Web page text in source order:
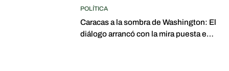
POLÍTICA
Caracas a la sombra de Washington: El
diálogo arrancó con la mira puesta en